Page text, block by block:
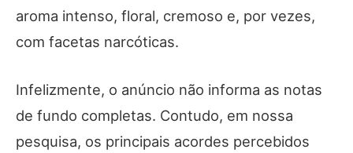
aroma intenso, floral, cremoso e, por vezes,
com facetas narcóticas.
Infelizmente, o anúncio não informa as notas
de fundo completas. Contudo, em nossa
pesquisa, os principais acordes percebidos